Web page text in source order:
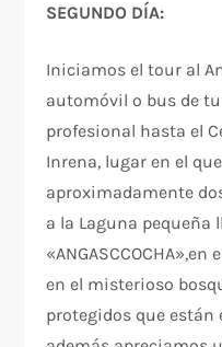
SEGUNDO DÍA:
Iniciamos el tour al
automóvil o bus de
profesional hasta el
Inrena, lugar en el
aproximadamente
a la Laguna pequeña
en el misterioso
protegidos que están